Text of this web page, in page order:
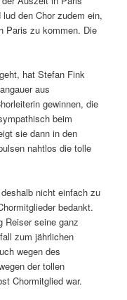
den Chor zudem ein,
Paris zu kommen. Die
hat Stefan Fink
aus
gewinnen, die
beim
sie dann in den
nahtlos die tolle
nicht einfach zu
bedankt.
Reiser seine ganz
zum jährlichen
wegen des
der tollen
Chormitglied war.